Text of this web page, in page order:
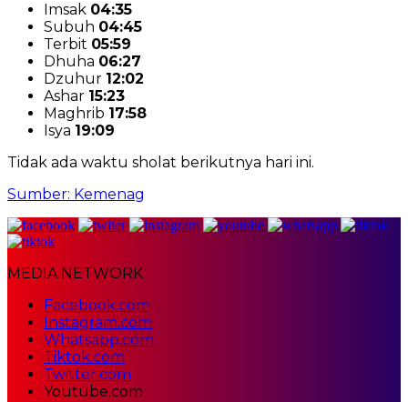
Imsak 04:35
Subuh 04:45
Terbit 05:59
Dhuha 06:27
Dzuhur 12:02
Ashar 15:23
Maghrib 17:58
Isya 19:09
Tidak ada waktu sholat berikutnya hari ini.
Sumber: Kemenag
MEDIA NETWORK
Facebook.com
Instagram.com
Whatsapp.com
Tiktok.com
Twitter.com
Youtube.com